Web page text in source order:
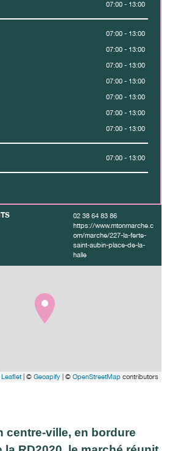
07:00 - 13:00
07:00 - 13:00
07:00 - 13:00
07:00 - 13:00
07:00 - 13:00
07:00 - 13:00
07:00 - 13:00
07:00 - 13:00
07:00 - 13:00
02 38 64 83 86
https://www.mtonmarche.c
om/marche/227-la-ferte-
saint-aubin-place-de-la-
halle
Leaflet| © Geoapify | © OpenStreetMap contributors
centre-ville, en bordure